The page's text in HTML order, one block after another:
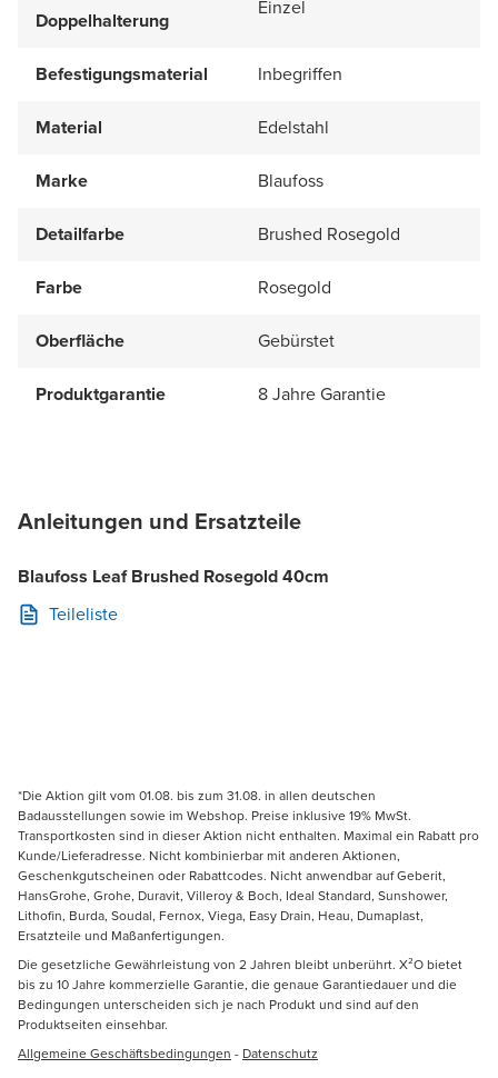
Doppelhalterung
Einzel
Befestigungsmaterial Inbegriffen
Material Edelstahl
Marke Blaufoss
Detailfarbe Brushed Rosegold
Farbe Rosegold
Oberfläche Gebürstet
Produktgarantie 8 Jahre Garantie
Anleitungen und Ersatzteile
Blaufoss Leaf Brushed Rosegold 40cm
Teileliste
*Die Aktion gilt vom 01.08. bis zum 31.08. in allen deutschen
Badausstellungen sowie im Webshop. Preise inklusive 19% MwSt.
Transportkosten sind in dieser Aktion nicht enthalten. Maximal ein Rabatt pro
Kunde/Lieferadresse. Nicht kombinierbar mit anderen Aktionen,
Geschenkgutscheinen oder Rabattcodes. Nicht anwendbar auf Geberit,
HansGrohe, Grohe, Duravit, Villeroy & Boch, Ideal Standard, Sunshower,
Lithofin, Burda, Soudal, Fernox, Viega, Easy Drain, Heau, Dumaplast,
Ersatzteile und Maßanfertigungen.
Die gesetzliche Gewährleistung von 2 Jahren bleibt unberührt. X²O bietet
bis zu 10 Jahre kommerzielle Garantie, die genaue Garantiedauer und die
Bedingungen unterscheiden sich je nach Produkt und sind auf den
Produktseiten einsehbar.
Allgemeine Geschäftsbedingungen - Datenschutz